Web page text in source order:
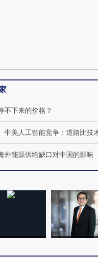
私7万
含3种
视线｜被称为“蟑螂”的印
度Z世代 用街头抗争将教
育部长拱下台
不下来的价格？
中美人工智能竞争：道路比技
外能源供给缺口对中国的影响